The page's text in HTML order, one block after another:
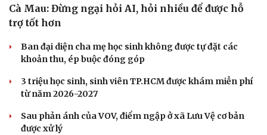
Cà Mau: Đừng ngại hỏi AI, hỏi nhiều để được hỗ
trợ tốt hơn
Ban đại diện cha mẹ học sinh không được tự đặt các
khoản thu, ép buộc đóng góp
3 triệu học sinh, sinh viên TP.HCM được khám miễn phí
từ năm 2026-2027
Sau phản ánh của VOV, điểm ngập ở xã Lưu Vệ cơ bản
được xử lý